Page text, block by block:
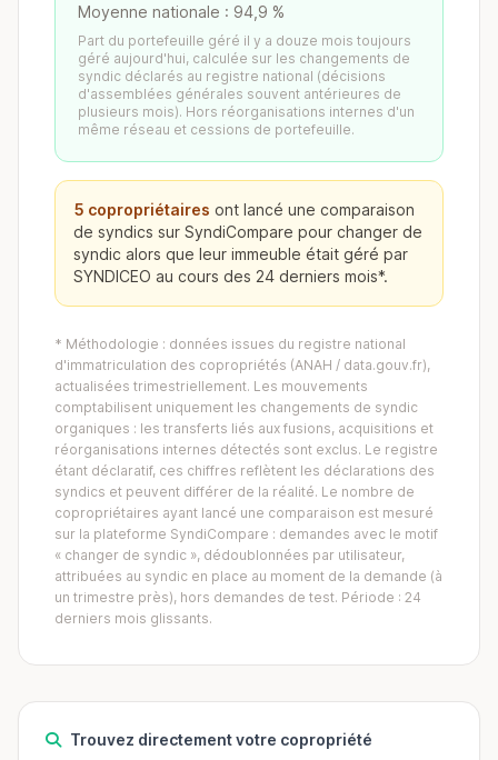
Moyenne nationale : 94,9 %
Part du portefeuille géré il y a douze mois toujours
géré aujourd'hui, calculée sur les changements de
syndic déclarés au registre national (décisions
d'assemblées générales souvent antérieures de
plusieurs mois). Hors réorganisations internes d'un
même réseau et cessions de portefeuille.
5 copropriétaires ont lancé une comparaison
de syndics sur SyndiCompare pour changer de
syndic alors que leur immeuble était géré par
SYNDICEO au cours des 24 derniers mois*.
* Méthodologie : données issues du registre national
d'immatriculation des copropriétés (ANAH / data.gouv.fr),
actualisées trimestriellement. Les mouvements
comptabilisent uniquement les changements de syndic
organiques : les transferts liés aux fusions, acquisitions et
réorganisations internes détectés sont exclus. Le registre
étant déclaratif, ces chiffres reflètent les déclarations des
syndics et peuvent différer de la réalité. Le nombre de
copropriétaires ayant lancé une comparaison est mesuré
sur la plateforme SyndiCompare : demandes avec le motif
« changer de syndic », dédoublonnées par utilisateur,
attribuées au syndic en place au moment de la demande (à
un trimestre près), hors demandes de test. Période : 24
derniers mois glissants.
Trouvez directement votre copropriété